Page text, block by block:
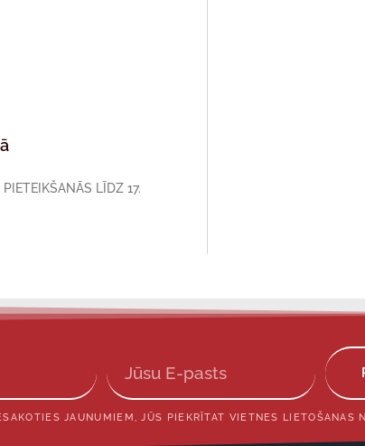
LĪDZ 17.
JAUNUMIEM, JŪS PIEKRĪTAT VIETNES LIETOŠANAS